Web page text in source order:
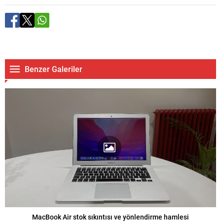
Benzer Galeriler
MacBook Air stok sıkıntısı ve yönlendirme hamlesi